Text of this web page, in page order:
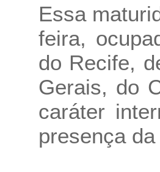
Essa
feira,
do Recife,
Gerais, do
caráter
presença